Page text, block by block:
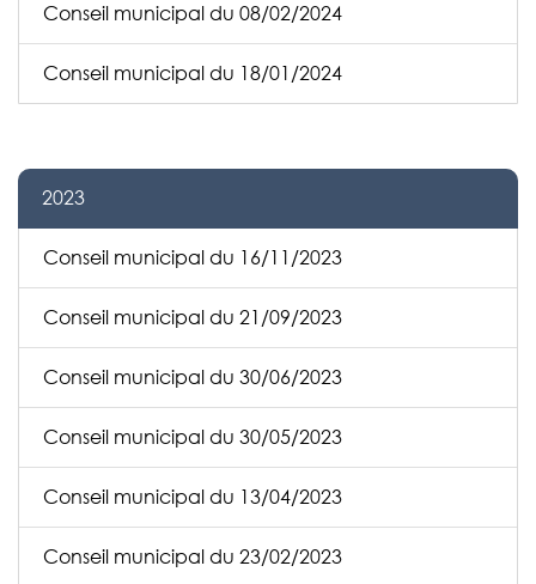
Conseil municipal du 08/02/2024
Conseil municipal du 18/01/2024
2023
Conseil municipal du 16/11/2023
Conseil municipal du 21/09/2023
Conseil municipal du 30/06/2023
Conseil municipal du 30/05/2023
Conseil municipal du 13/04/2023
Conseil municipal du 23/02/2023